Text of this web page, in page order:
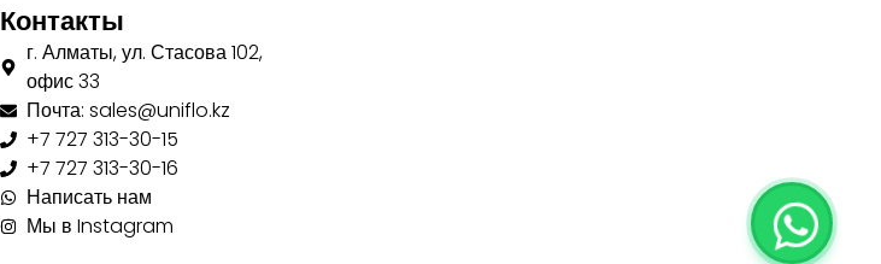
Контакты
г. Алматы, ул. Стасова 102,
офис 33
Почта: sales@uniflo.kz
+7 727 313-30-15
+7 727 313-30-16
Написать нам
Мы в Instagram